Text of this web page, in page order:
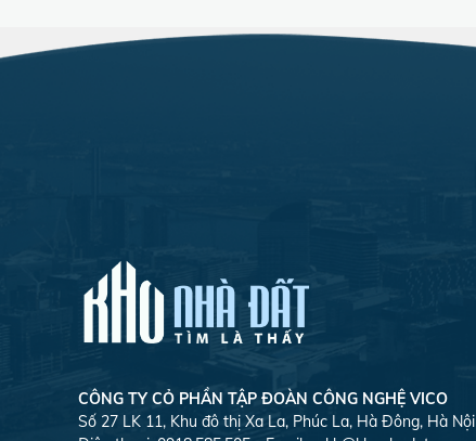
CÔNG TY CỎ PHẦN TẬP ĐOÀN CÔNG NGHỆ VICO
Số 27 LK 11, Khu đô thị Xa La, Phúc La, Hà Đông, Hà Nội